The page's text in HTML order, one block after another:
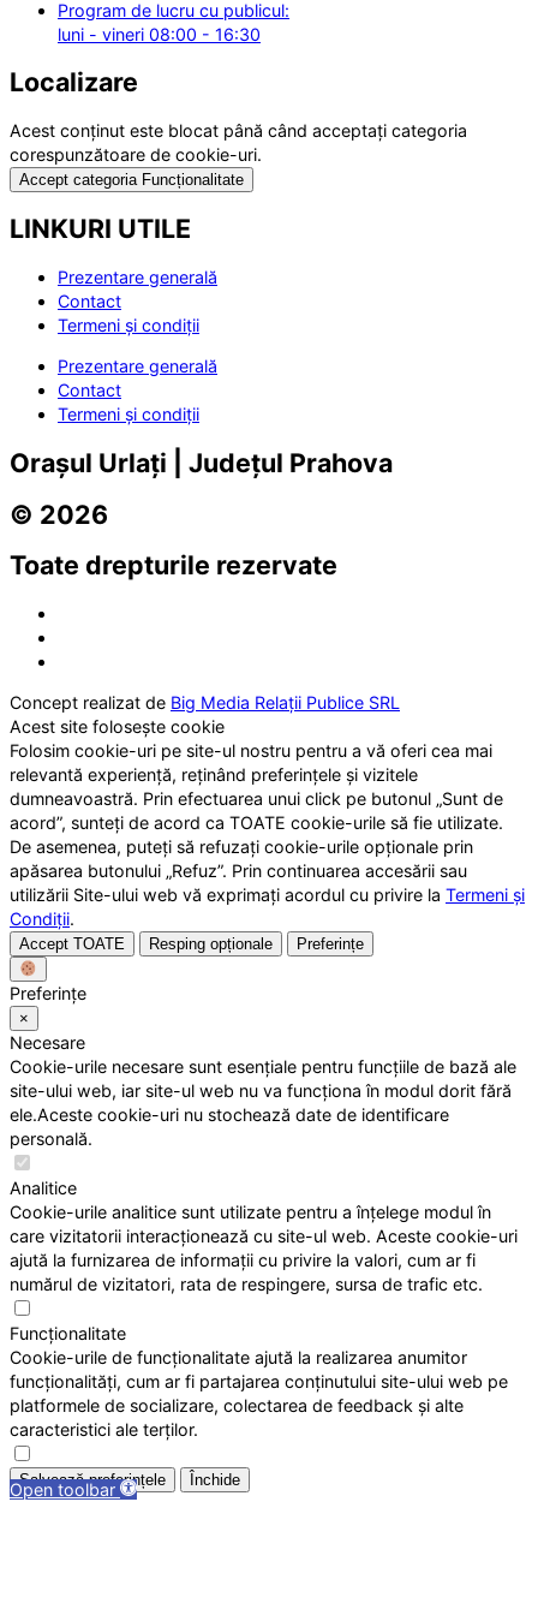
Open toolbar
Program de lucru cu publicul:
luni - vineri 08:00 - 16:30
Localizare
Acest conținut este blocat până când acceptați categoria
corespunzătoare de cookie-uri.
Accept categoria Funcționalitate
LINKURI UTILE
Prezentare generală
Contact
Termeni și condiții
Prezentare generală
Contact
Termeni și condiții
Orașul Urlați | Județul Prahova
© 2026
Toate drepturile rezervate
Concept realizat de Big Media Relații Publice SRL
Acest site folosește cookie
Folosim cookie-uri pe site-ul nostru pentru a vă oferi cea mai
relevantă experiență, reținând preferințele și vizitele
dumneavoastră. Prin efectuarea unui click pe butonul „Sunt de
acord”, sunteți de acord ca TOATE cookie-urile să fie utilizate.
De asemenea, puteți să refuzați cookie-urile opționale prin
apăsarea butonului „Refuz”. Prin continuarea accesării sau
utilizării Site-ului web vă exprimați acordul cu privire la Termeni și
Condiții.
Accept TOATE Resping opționale Preferințe
Preferințe
×
Necesare
Cookie-urile necesare sunt esențiale pentru funcțiile de bază ale
site-ului web, iar site-ul web nu va funcționa în modul dorit fără
ele.Aceste cookie-uri nu stochează date de identificare
personală.
Analitice
Cookie-urile analitice sunt utilizate pentru a înțelege modul în
care vizitatorii interacționează cu site-ul web. Aceste cookie-uri
ajută la furnizarea de informații cu privire la valori, cum ar fi
numărul de vizitatori, rata de respingere, sursa de trafic etc.
Funcționalitate
Cookie-urile de funcționalitate ajută la realizarea anumitor
funcționalități, cum ar fi partajarea conținutului site-ului web pe
platformele de socializare, colectarea de feedback și alte
caracteristici ale terților.
Salvează preferințele Închide